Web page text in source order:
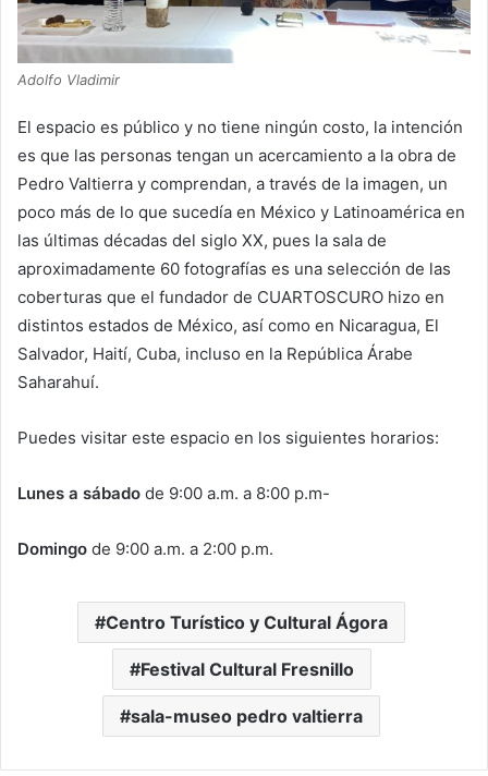
Adolfo Vladimir
El espacio es público y no tiene ningún costo, la intención
es que las personas tengan un acercamiento a la obra de
Pedro Valtierra y comprendan, a través de la imagen, un
poco más de lo que sucedía en México y Latinoamérica en
las últimas décadas del siglo XX, pues la sala de
aproximadamente 60 fotografías es una selección de las
coberturas que el fundador de CUARTOSCURO hizo en
distintos estados de México, así como en Nicaragua, El
Salvador, Haití, Cuba, incluso en la República Árabe
Saharahuí.
Puedes visitar este espacio en los siguientes horarios:
Lunes a sábado de 9:00 a.m. a 8:00 p.m-
Domingo de 9:00 a.m. a 2:00 p.m.
Centro Turístico y Cultural Ágora
Festival Cultural Fresnillo
sala-museo pedro valtierra